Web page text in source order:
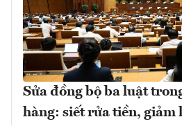
Sửa đồng bộ ba luật
hàng: siết rửa tiền, giảm